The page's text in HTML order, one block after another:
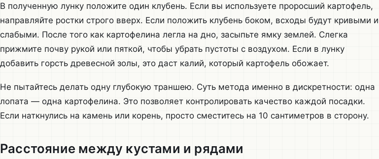
В полученную лунку положите один клубень. Если вы используете проросший картофель,
направляйте ростки строго вверх. Если положить клубень боком, всходы будут кривыми и
слабыми. После того как картофелина легла на дно, засыпьте ямку землей. Слегка
прижмите почву рукой или пяткой, чтобы убрать пустоты с воздухом. Если в лунку
добавить горсть древесной золы, это даст калий, который картофель обожает.
Не пытайтесь делать одну глубокую траншею. Суть метода именно в дискретности: одна
лопата — одна картофелина. Это позволяет контролировать качество каждой посадки.
Если наткнулись на камень или корень, просто сместитесь на 10 сантиметров в сторону.
Расстояние между кустами и рядами